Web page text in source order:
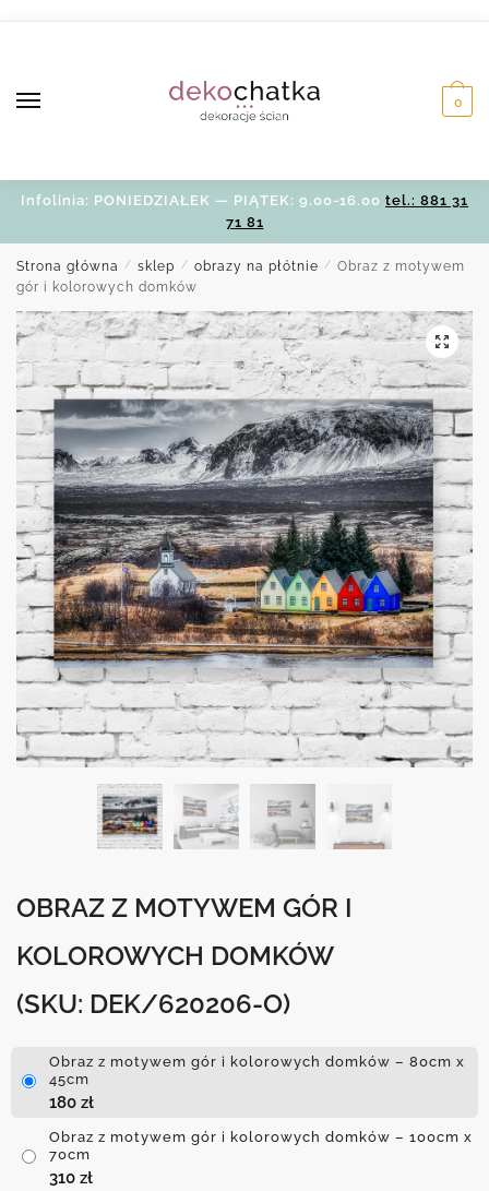
0
Infolinia: PONIEDZIAŁEK — PIĄTEK: 9.00-16.00 tel.: 881 31
71 81
Strona główna / sklep / obrazy na płótnie / Obraz z motywem
gór i kolorowych domków
OBRAZ Z MOTYWEM GÓR I
KOLOROWYCH DOMKÓW
(SKU: DEK/620206-O)
Obraz z motywem gór i kolorowych domków – 80cm x
45cm
180 zł
Obraz z motywem gór i kolorowych domków – 100cm x
70cm
310 zł